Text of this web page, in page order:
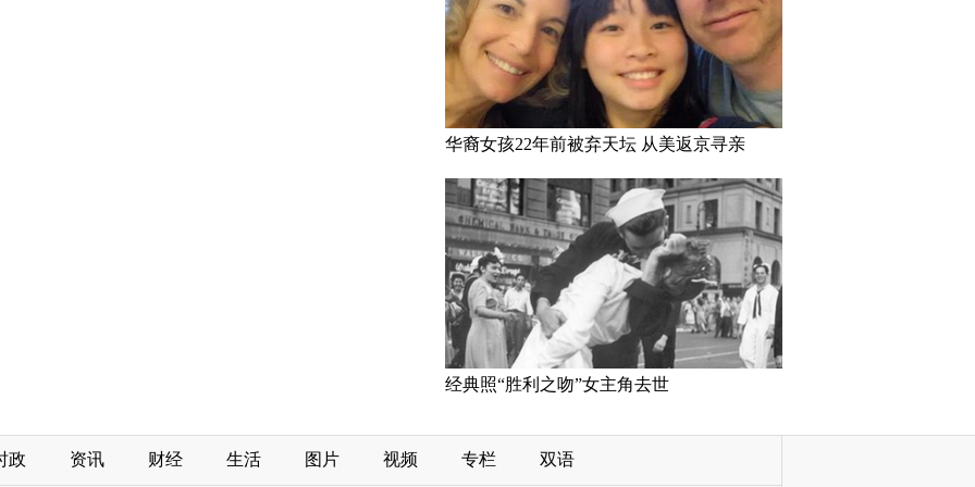
华裔女孩22年前被弃天坛 从美返京寻亲
经典照“胜利之吻”女主角去世
政 资讯 财经 生活 图片 视频 专栏 双语